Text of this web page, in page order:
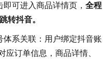
可进入商品详情页， 全程
转抖音。
系关联：用户绑定抖音账
应订单信息，商品详情、